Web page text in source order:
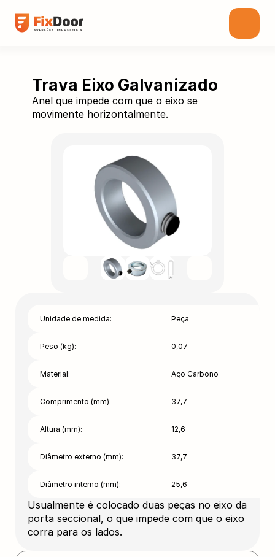
Trava Eixo Galvanizado
Anel que impede com que o eixo se
movimente horizontalmente.
Unidade de medida: Peça
Peso (kg): 0,07
Material: Aço Carbono
Comprimento (mm): 37,7
Altura (mm): 12,6
Diâmetro externo (mm): 37,7
Diâmetro interno (mm): 25,6
Usualmente é colocado duas peças no eixo da
porta seccional, o que impede com que o eixo
corra para os lados.